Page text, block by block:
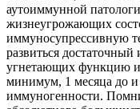
аутоиммунной
жизнеугрожающих
иммуносупрессивную
развиться
угнетающих функцию
минимум, 1 месяца до и
иммуногенности.